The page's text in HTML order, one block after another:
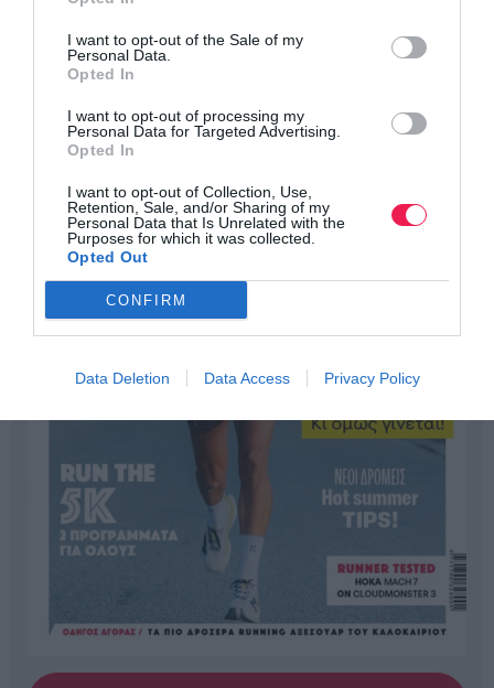
I want to opt-out of the Sale of my
Personal Data.
Opted In
I want to opt-out of processing my
Personal Data for Targeted Advertising.
Opted In
I want to opt-out of Collection, Use,
Retention, Sale, and/or Sharing of my
Personal Data that Is Unrelated with the
Purposes for which it was collected.
Opted Out
CONFIRM
Data Deletion Data Access Privacy Policy